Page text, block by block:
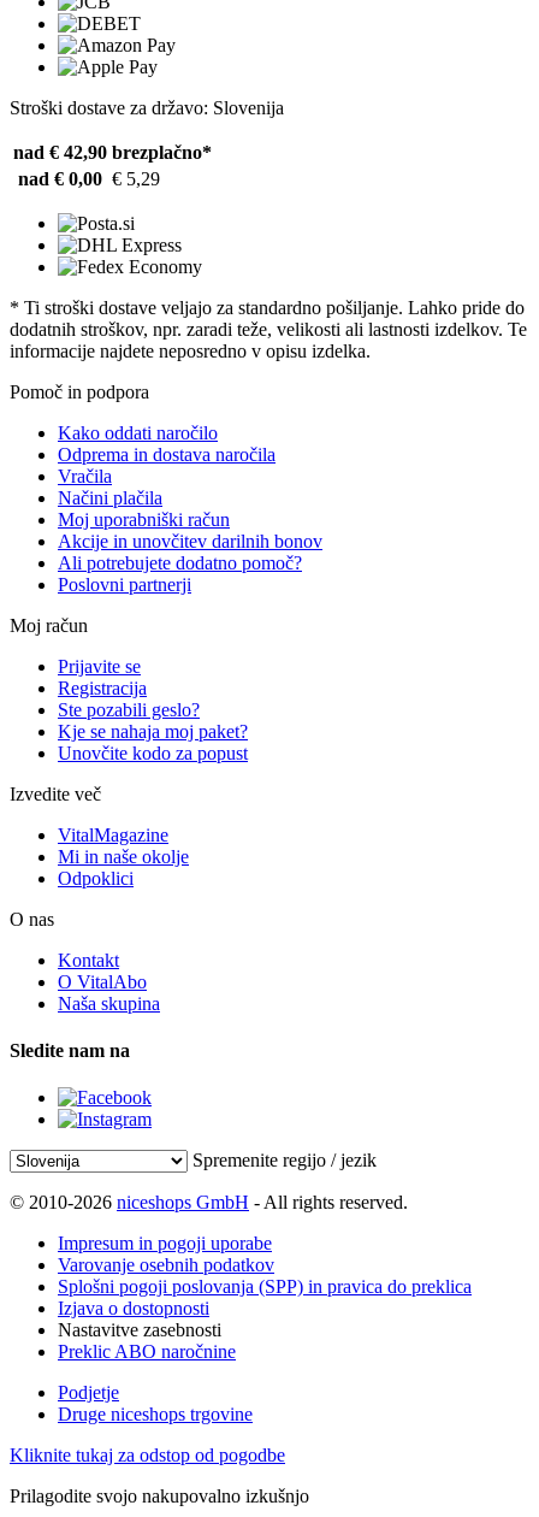
Stroški dostave za državo: Slovenija
nad € 42,90 brezplačno*
nad € 0,00 € 5,29
* Ti stroški dostave veljajo za standardno pošiljanje. Lahko pride do
dodatnih stroškov, npr. zaradi teže, velikosti ali lastnosti izdelkov. Te
informacije najdete neposredno v opisu izdelka.
Pomoč in podpora
Kako oddati naročilo
Odprema in dostava naročila
Vračila
Načini plačila
Moj uporabniški račun
Akcije in unovčitev darilnih bonov
Ali potrebujete dodatno pomoč?
Poslovni partnerji
Moj račun
Prijavite se
Registracija
Ste pozabili geslo?
Kje se nahaja moj paket?
Unovčite kodo za popust
Izvedite več
VitalMagazine
Mi in naše okolje
Odpoklici
O nas
Kontakt
O VitalAbo
Naša skupina
Sledite nam na
Spremenite regijo / jezik
© 2010-2026 niceshops GmbH - All rights reserved.
Impresum in pogoji uporabe
Varovanje osebnih podatkov
Splošni pogoji poslovanja (SPP) in pravica do preklica
Izjava o dostopnosti
Nastavitve zasebnosti
Preklic ABO naročnine
Podjetje
Druge niceshops trgovine
Kliknite tukaj za odstop od pogodbe
Prilagodite svojo nakupovalno izkušnjo